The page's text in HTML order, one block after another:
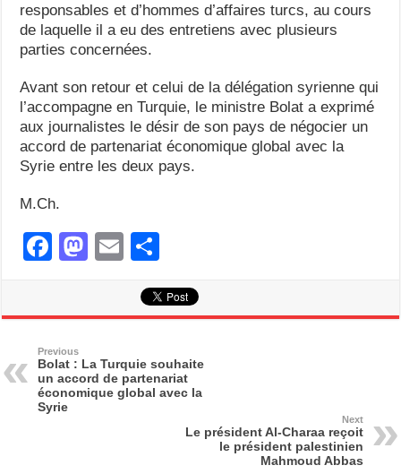
responsables et d’hommes d’affaires turcs, au cours
de laquelle il a eu des entretiens avec plusieurs
parties concernées.
Avant son retour et celui de la délégation syrienne qui
l’accompagne en Turquie, le ministre Bolat a exprimé
aux journalistes le désir de son pays de négocier un
accord de partenariat économique global avec la
Syrie entre les deux pays.
M.Ch.
F
b
o
o
M
d
o
E
ail ar
Previous
Bolat : La Turquie souhaite
un accord de partenariat
économique global avec la
Syrie
Next
Le président Al-Charaa reçoit
le président palestinien
Mahmoud Abbas